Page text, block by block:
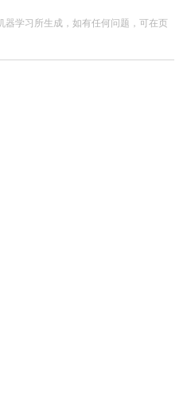
学习所生成，如有任何问题，可在页